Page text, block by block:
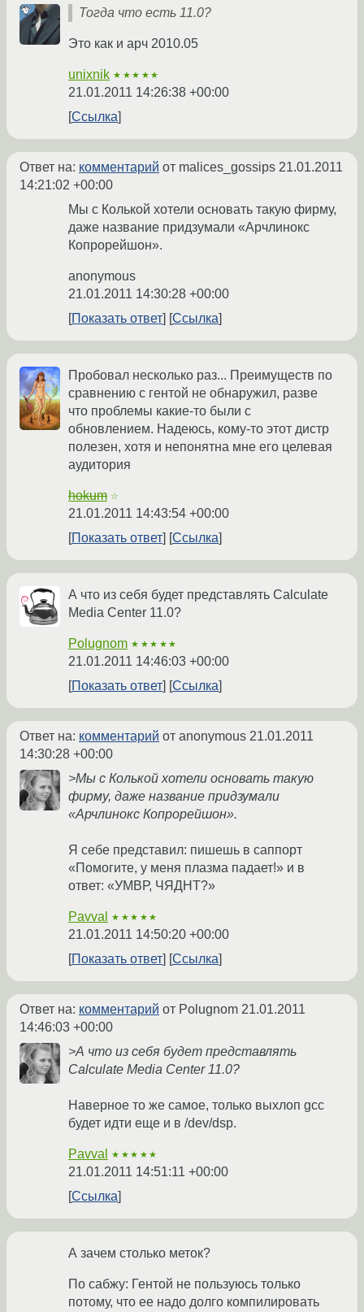
Тогда что есть 11.0?
Это как и арч 2010.05
unixnik ★★★★★
21.01.2011 14:26:38 +00:00
Ссылка
Ответ на: комментарий от malices_gossips 21.01.2011
14:21:02 +00:00
Мы с Колькой хотели основать такую фирму,
даже название придзумали «Арчлинокс
Копрорейшон».
anonymous
21.01.2011 14:30:28 +00:00
Показать ответ
Ссылка
Пробовал несколько раз... Преимуществ по
сравнению с гентой не обнаружил, разве
что проблемы какие-то были с
обновлением. Надеюсь, кому-то этот дистр
полезен, хотя и непонятна мне его целевая
аудитория
hokum ☆
21.01.2011 14:43:54 +00:00
Показать ответ
Ссылка
А что из себя будет представлять Calculate
Media Center 11.0?
Polugnom ★★★★★
21.01.2011 14:46:03 +00:00
Показать ответ
Ссылка
Ответ на: комментарий от anonymous 21.01.2011
14:30:28 +00:00
>Мы с Колькой хотели основать такую
фирму, даже название придзумали
«Арчлинокс Копрорейшон».
Я себе представил: пишешь в саппорт
«Помогите, у меня плазма падает!» и в
ответ: «УМВР, ЧЯДНТ?»
Pavval ★★★★★
21.01.2011 14:50:20 +00:00
Показать ответ
Ссылка
Ответ на: комментарий от Polugnom 21.01.2011
14:46:03 +00:00
>А что из себя будет представлять
Calculate Media Center 11.0?
Наверное то же самое, только выхлоп gcc
будет идти еще и в /dev/dsp.
Pavval ★★★★★
21.01.2011 14:51:11 +00:00
Ссылка
А зачем столько меток?
По сабжу: Гентой не пользуюсь только
потому, что ее надо долго компилировать